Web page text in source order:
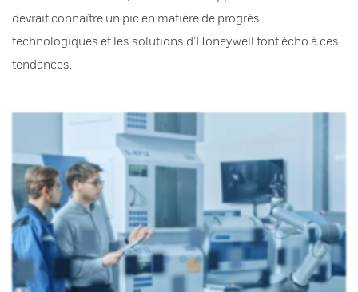
devrait connaître un pic en matière de progrès
technologiques et les solutions d’Honeywell font écho à ces
tendances.